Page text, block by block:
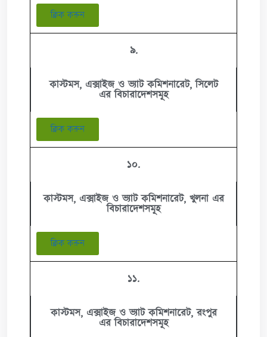
ক্লিক করুন
৯.
কাস্টমস, এক্সাইজ ও ভ্যাট কমিশনারেট, সিলেট
এর বিচারাদেশসমূহ
ক্লিক করুন
১০.
কাস্টমস, এক্সাইজ ও ভ্যাট কমিশনারেট, খুলনা এর
বিচারাদেশসমূহ
ক্লিক করুন
১১.
কাস্টমস, এক্সাইজ ও ভ্যাট কমিশনারেট, রংপুর
এর বিচারাদেশসমূহ